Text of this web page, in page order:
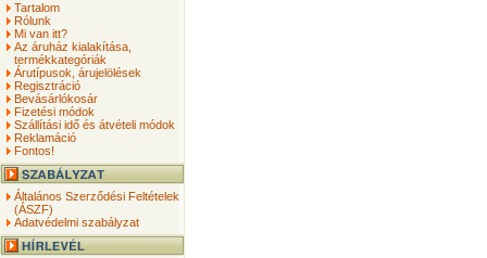
Tartalom
Rólunk
Mi van itt?
Az áruház kialakítása,
termékkategóriák
Árutípusok, árujelölések
Regisztráció
Bevásárlókosár
Fizetési módok
Szállítási idő és átvételi módok
Reklamáció
Fontos!
Általános Szerződési Feltételek
(ÁSZF)
Adatvédelmi szabályzat